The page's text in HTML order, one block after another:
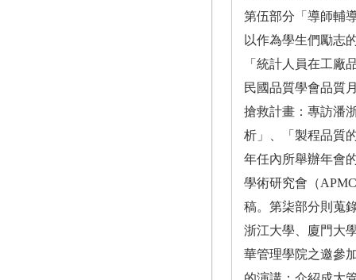
第伍部分「導師輔
以作為學生們勵志
「統計人員在工廠
民國品質學會品質
搶救計畫：專訪潘
析」、「製程品質
年任內所舉辦年會
學術研究會（
稿。第柒部分則蒐
浙江大學、廈門大
華管理學院之邀參